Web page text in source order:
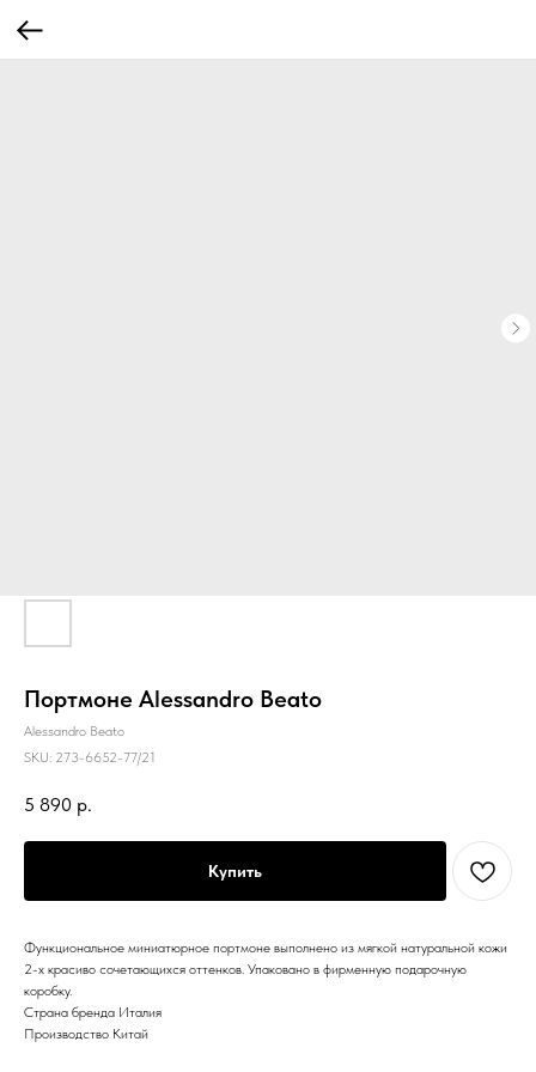
Портмоне Alessandro Beato
Alessandro Beato
SKU: 273-6652-77/21
5 890 р.
Купить
Функциональное миниатюрное портмоне выполнено из мягкой натуральной кожи
2-х красиво сочетающихся оттенков. Упаковано в фирменную подарочную
коробку.
Страна бренда Италия
Производство Китай